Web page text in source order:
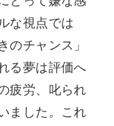
な視点では
のチャンス」
る夢は評価へ
疲労、叱られ
ました。これ